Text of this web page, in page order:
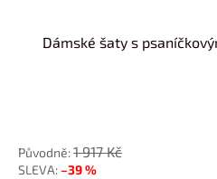
Dámské šaty s
1 917 Kč
–39 %